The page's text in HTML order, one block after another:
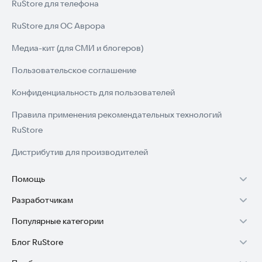
RuStore для телефона
RuStore для ОС Аврора
Медиа-кит (для СМИ и блогеров)
Пользовательское соглашение
Конфиденциальность для пользователей
Правила применения рекомендательных технологий
RuStore
Дистрибутив для производителей
Помощь
Установка RuStore на TV
Установка RuStore на телефон
Установка RuStore в машину
Разработчикам
Зарабатывать с RuStore
Стать разработчиком
Популярные категории
Игры для Android
Блог RuStore